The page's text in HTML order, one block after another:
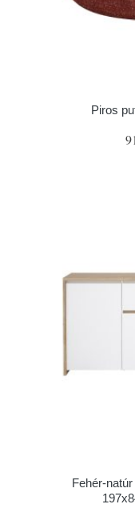
Piros
Fehér-